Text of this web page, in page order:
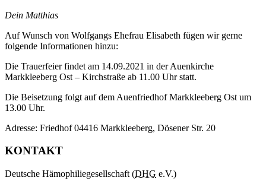
Dein Matthias
Auf Wunsch von Wolfgangs Ehefrau Elisabeth fügen wir gerne
folgende Informationen hinzu:
Die Trauerfeier findet am 14.09.2021 in der Auenkirche
Markkleeberg Ost – Kirchstraße ab 11.00 Uhr statt.
Die Beisetzung folgt auf dem Auenfriedhof Markkleeberg Ost um
13.00 Uhr.
Adresse: Friedhof 04416 Markkleeberg, Dösener Str. 20
KONTAKT
Deutsche Hämophiliegesellschaft (DHG e.V.)